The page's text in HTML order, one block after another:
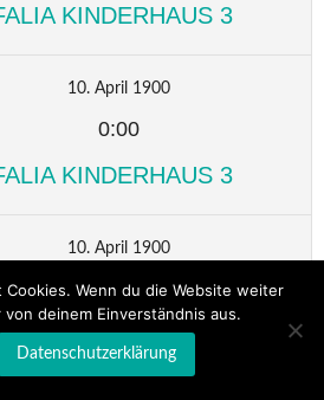
KINDERHAUS 3
10. April 1900
0:00
KINDERHAUS 3
10. April 1900
0:00
KINDERHAUS 3
Cookies. Wenn du die Website weiter
deinem Einverständnis aus.
Datenschutzerklärung